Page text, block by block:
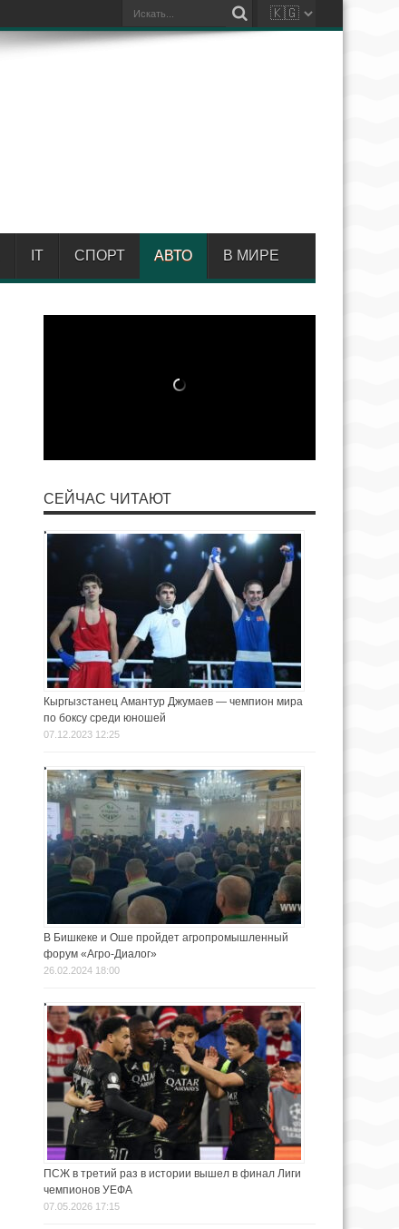
IT СПОРТ АВТО В МИРЕ
СЕЙЧАС ЧИТАЮТ
Кыргызстанец Амантур Джумаев — чемпион мира
по боксу среди юношей
07.12.2023 12:25
В Бишкеке и Оше пройдет агропромышленный
форум «Агро-Диалог»
26.02.2024 18:00
ПСЖ в третий раз в истории вышел в финал Лиги
чемпионов УЕФА
07.05.2026 17:15